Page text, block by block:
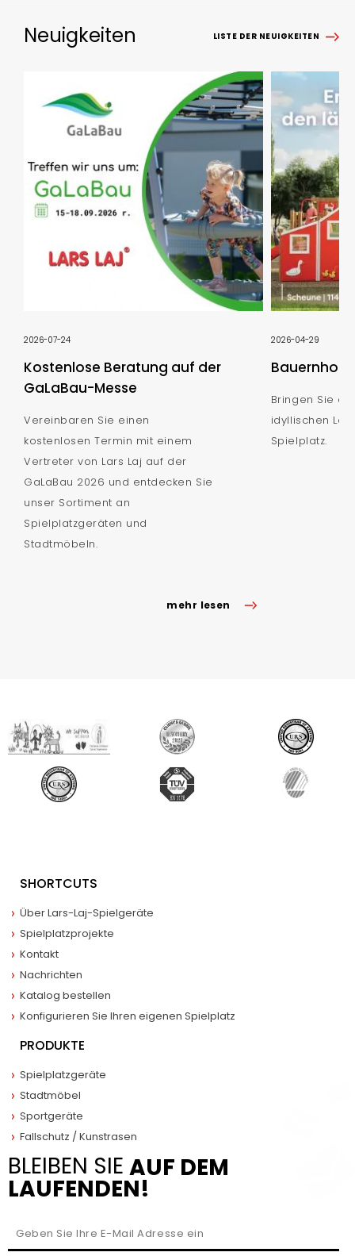
Neuigkeiten LISTE DER NEUIGKEITEN
2026-07-24
Kostenlose Beratung auf der
GaLaBau-Messe
Vereinbaren Sie einen
kostenlosen Termin mit einem
Vertreter von Lars Laj auf der
GaLaBau 2026 und entdecken Sie
unser Sortiment an
Spielplatzgeräten und
Stadtmöbeln.
mehr lesen
2026-04-29
Bauernhof
Bringen Sie
idyllischen
Spielplatz.
SHORTCUTS
Über Lars-Laj-Spielgeräte
Spielplatzprojekte
Kontakt
Nachrichten
Katalog bestellen
Konfigurieren Sie Ihren eigenen Spielplatz
PRODUKTE
Spielplatzgeräte
Stadtmöbel
Sportgeräte
Fallschutz / Kunstrasen
BLEIBEN SIE AUF DEM
LAUFENDEN!